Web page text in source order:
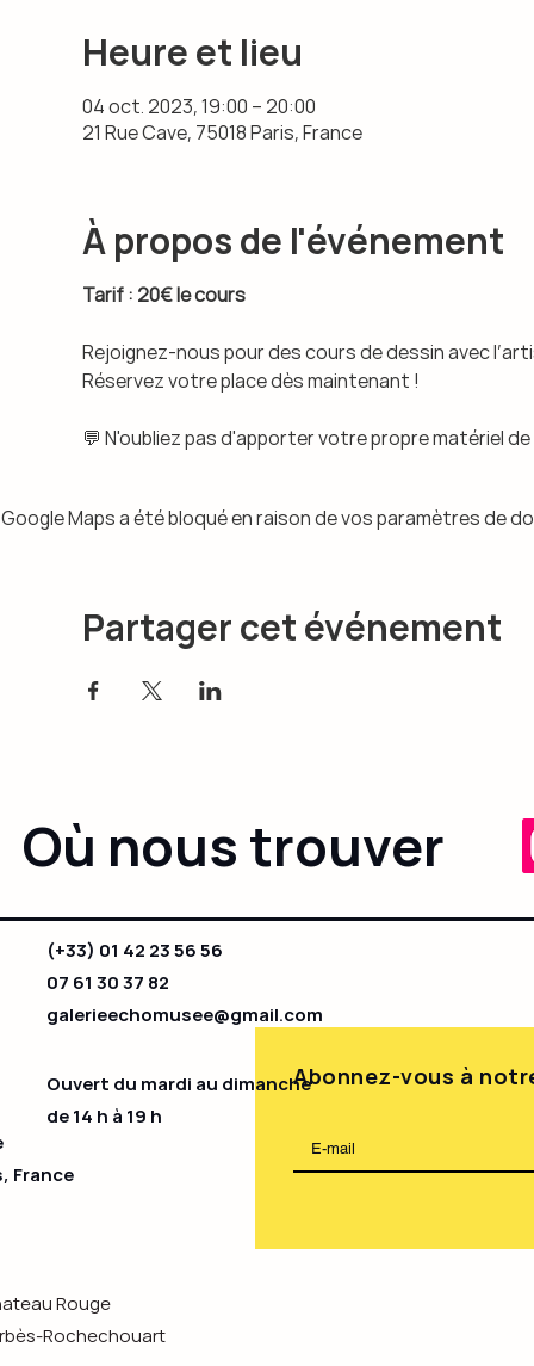
Heure et lieu
04 oct. 2023, 19:00 – 20:00
21 Rue Cave, 75018 Paris, France
À propos de l'événement
Tarif : 20€ le cours
Rejoignez-nous pour des cours de dessin avec
Réservez votre place dès maintenant !
💬 N'oubliez pas d'apporter votre propre matériel
Google Maps a été bloqué en raison de vos paramètres de
Partager cet événement
Où nous trouver
Abonnez-vous à
France
Rouge
Rochechouart
(+33) 01 42 23 56 56
07 61 30 37 82
galerieechomusee@gmail.com
Ouvert du mardi au dimanche
de 14 h à 19 h​